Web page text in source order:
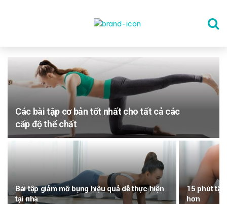
THỂ DỤC
DINH DƯỠNG
CÔNG NGHỆ
Các bài tập cơ bản tốt nhất cho tất cả các
cấp độ thể chất
Bài tập giảm mỡ bụng hiệu quả dễ thực hiện
tại nhà
15 phút
hơn